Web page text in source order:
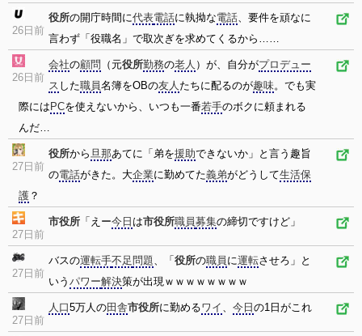
26日前
役所の開庁時間に代表電話に執拗な電話、要件を頑なに
言わず「役職名」で取次ぎを求めてくるから……
26日前
会社の顧問 （元役所勤務の老人 ）が、自分がプロデュー
ス した職員名簿をOBの友人 たちに配るのが趣味。でも実
際には PCを使えないから、いつも一番若手のボクに頼まれる
んだ…
27日前
役所から旦那あてに「弟を援助できないか」と言う趣旨
の電話がきた。大企業に勤めてた義弟がどうして生活保
護 ？
27日前
市役所 「えー今日 は市役所職員募集の締切ですけど」
27日前
バスの運転手不足 問題、「 役所の職員 に運転させろ」と
いう パワー解決策が出現ｗｗｗｗｗｗｗｗ
27日前
人口5万人の田舎市役所に勤めるワイ 、 今日 の1日がこれ